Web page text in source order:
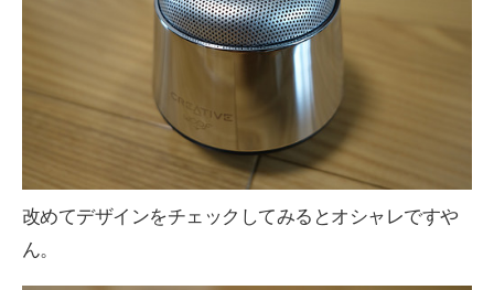
改めてデザインをチェックしてみるとオシャレですや
ん。